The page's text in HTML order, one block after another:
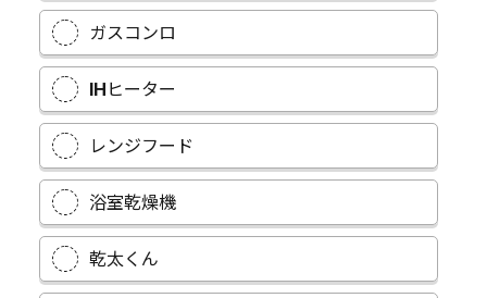
ガスコンロ
IHヒーター
レンジフード
浴室乾燥機
乾太くん